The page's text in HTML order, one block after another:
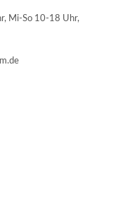
Mi-So 10-18 Uhr,